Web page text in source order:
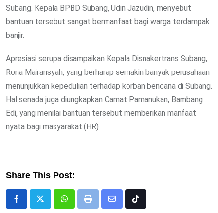
Subang. Kepala BPBD Subang, Udin Jazudin, menyebut
bantuan tersebut sangat bermanfaat bagi warga terdampak
banjir.
Apresiasi serupa disampaikan Kepala Disnakertrans Subang,
Rona Mairansyah, yang berharap semakin banyak perusahaan
menunjukkan kepedulian terhadap korban bencana di Subang.
Hal senada juga diungkapkan Camat Pamanukan, Bambang
Edi, yang menilai bantuan tersebut memberikan manfaat
nyata bagi masyarakat.(HR)
Share This Post:
WhatsappPrint
Share
Tiktok